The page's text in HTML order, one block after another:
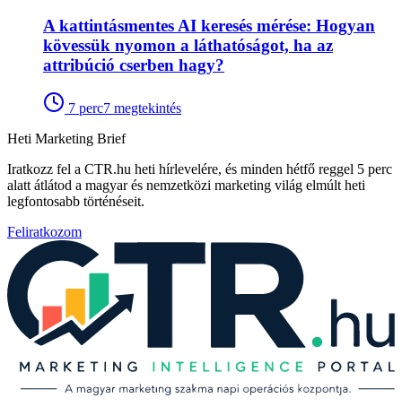
A kattintásmentes AI keresés mérése: Hogyan
kövessük nyomon a láthatóságot, ha az
attribúció cserben hagy?
7 perc7 megtekintés
Heti Marketing Brief
Iratkozz fel a CTR.hu heti hírlevelére, és minden hétfő reggel 5 perc
alatt átlátod a magyar és nemzetközi marketing világ elmúlt heti
legfontosabb történéseit.
Feliratkozom